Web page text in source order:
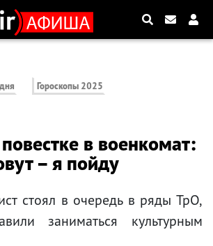
Гороскопы 2025
в военкомат:
– я пойду
стоял в очередь в ряды ТрО,
заниматься культурным